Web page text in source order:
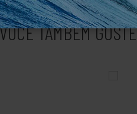
TAMBÉM GOSTE